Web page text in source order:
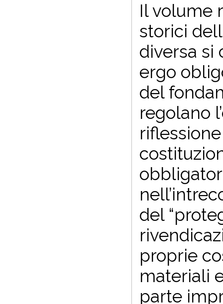
Il volume
storici
diversa si
ergo
del
regolano
del
proprie
materiali
parte